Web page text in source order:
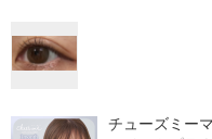
チューズミー